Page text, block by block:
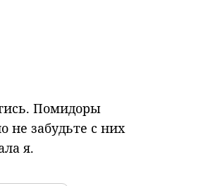
Помидоры
забудьте с них
я.